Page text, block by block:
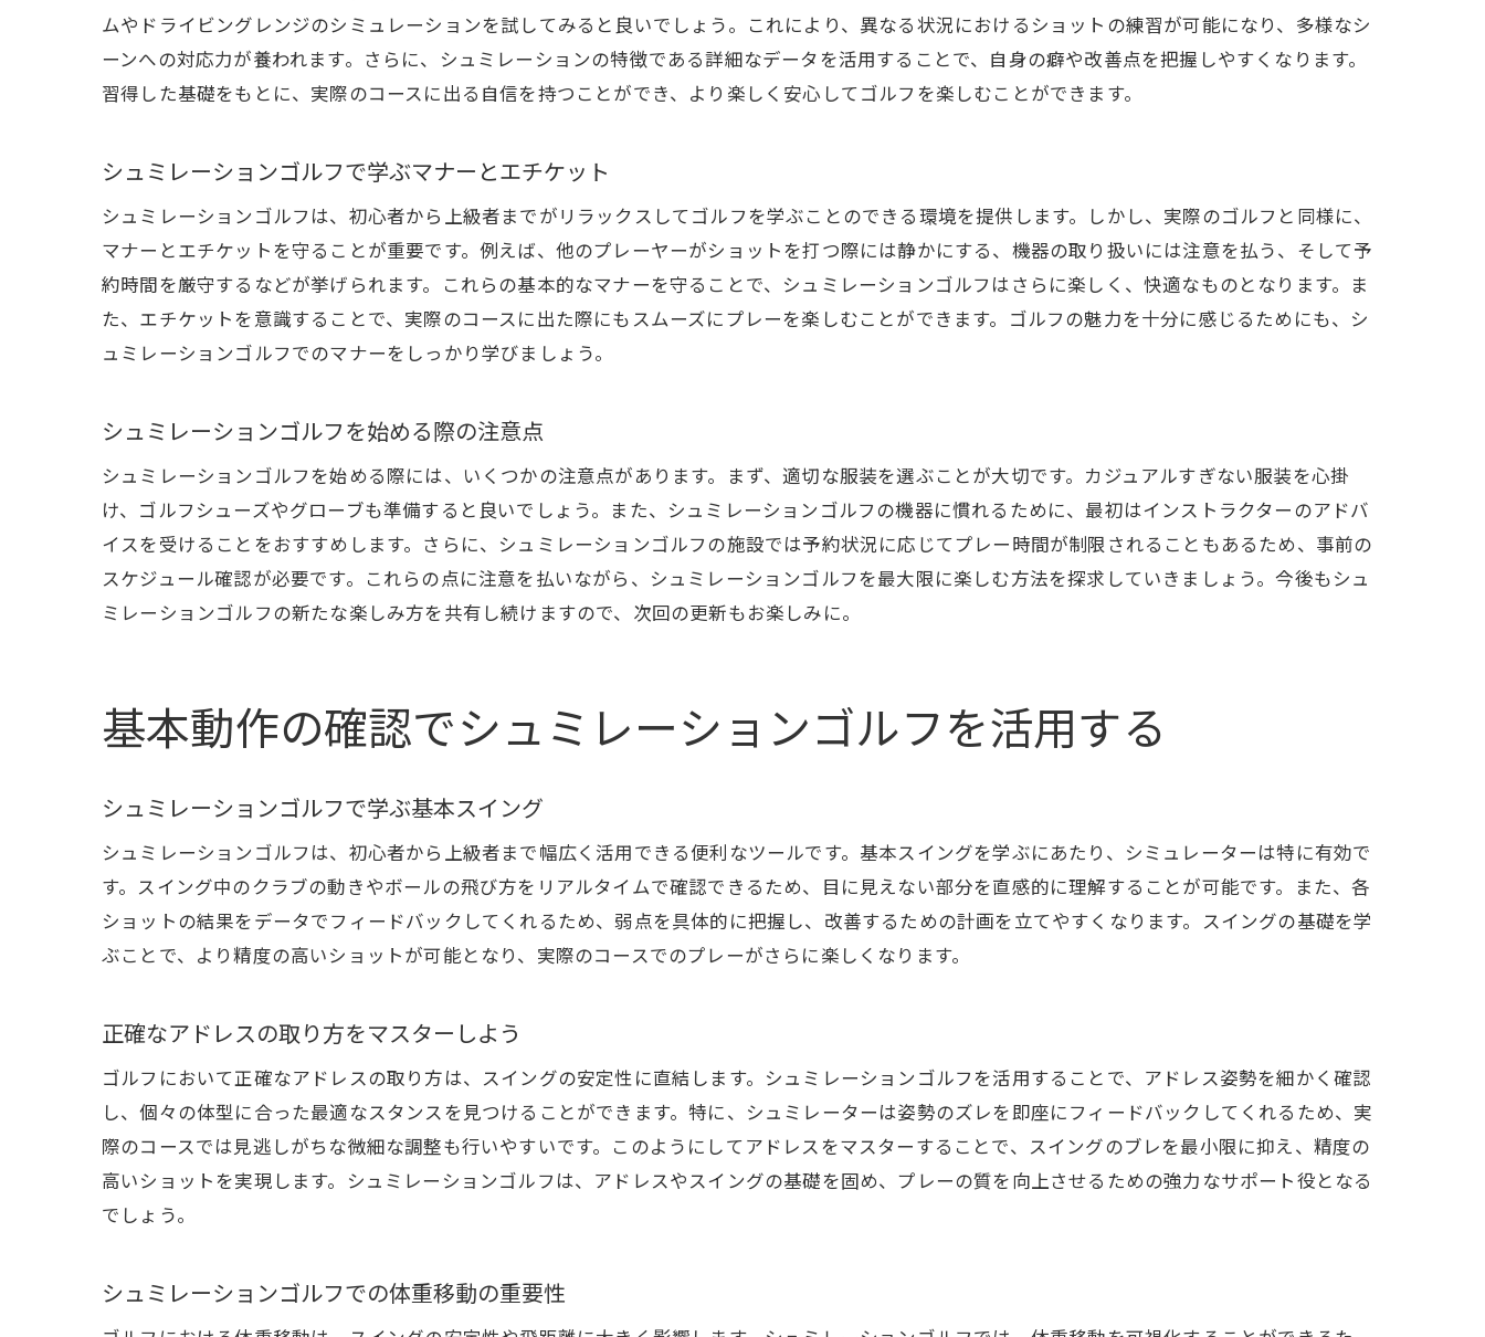
シミュレーションでのゲーム感覚を活かした練習法
ゴルフの戦略をシミュレーションで学ぶ
様々なコース条件を再現したシミュレーションの活用法
ゴルフの魅力を体感するためのシミュレーション活用ポイント
ヘッドスピードをシュミレーションゴルフでチェックする
ヘッドスピードの重要性とその測定方法
シュミレーションでのヘッドスピード向上法
データを活用したヘッドスピード改善のポイント
ヘッドスピードを上げるための効果的なトレーニング
シュミレーションを通じたヘッドスピード向上の実践例
親しみやすい環境でのシュミレーションゴルフのメリット
初心者にも優しいシュミレーションゴルフの環境
シュミレーションゴルフが提供するリラックス空間
シュミレーションゴルフで得られる精神的余裕
安心してプレーできるシュミレーションのメリット
着実な技術向上を目指すためのシュミレーション活用法
シュミレーションで技術を段階的に向上させる方法
計画的なシュミレーション練習で技術を磨く
シュミレーションゴルフを通じたスキルアップの実例
技術改善に必要なシュミレーションデータ活用法
ムやドライビングレンジのシミュレーションを試してみると良いでしょう。これにより、異なる状況におけるショットの練習が可能になり、多様なシ
ーンへの対応力が養われます。さらに、シュミレーションの特徴である詳細なデータを活用することで、自身の癖や改善点を把握しやすくなります。
習得した基礎をもとに、実際のコースに出る自信を持つことができ、より楽しく安心してゴルフを楽しむことができます。
シュミレーションゴルフで学ぶマナーとエチケット
シュミレーションゴルフは、初心者から上級者までがリラックスしてゴルフを学ぶことのできる環境を提供します。しかし、実際のゴルフと同様に、
マナーとエチケットを守ることが重要です。例えば、他のプレーヤーがショットを打つ際には静かにする、機器の取り扱いには注意を払う、そして予
約時間を厳守するなどが挙げられます。これらの基本的なマナーを守ることで、シュミレーションゴルフはさらに楽しく、快適なものとなります。ま
た、エチケットを意識することで、実際のコースに出た際にもスムーズにプレーを楽しむことができます。ゴルフの魅力を十分に感じるためにも、シ
ュミレーションゴルフでのマナーをしっかり学びましょう。
シュミレーションゴルフを始める際の注意点
シュミレーションゴルフを始める際には、いくつかの注意点があります。まず、適切な服装を選ぶことが大切です。カジュアルすぎない服装を心掛
け、ゴルフシューズやグローブも準備すると良いでしょう。また、シュミレーションゴルフの機器に慣れるために、最初はインストラクターのアドバ
イスを受けることをおすすめします。さらに、シュミレーションゴルフの施設では予約状況に応じてプレー時間が制限されることもあるため、事前の
スケジュール確認が必要です。これらの点に注意を払いながら、シュミレーションゴルフを最大限に楽しむ方法を探求していきましょう。今後もシュ
ミレーションゴルフの新たな楽しみ方を共有し続けますので、次回の更新もお楽しみに。
基本動作の確認でシュミレーションゴルフを活用する
シュミレーションゴルフで学ぶ基本スイング
シュミレーションゴルフは、初心者から上級者まで幅広く活用できる便利なツールです。基本スイングを学ぶにあたり、シミュレーターは特に有効で
す。スイング中のクラブの動きやボールの飛び方をリアルタイムで確認できるため、目に見えない部分を直感的に理解することが可能です。また、各
ショットの結果をデータでフィードバックしてくれるため、弱点を具体的に把握し、改善するための計画を立てやすくなります。スイングの基礎を学
ぶことで、より精度の高いショットが可能となり、実際のコースでのプレーがさらに楽しくなります。
正確なアドレスの取り方をマスターしよう
ゴルフにおいて正確なアドレスの取り方は、スイングの安定性に直結します。シュミレーションゴルフを活用することで、アドレス姿勢を細かく確認
し、個々の体型に合った最適なスタンスを見つけることができます。特に、シュミレーターは姿勢のズレを即座にフィードバックしてくれるため、実
際のコースでは見逃しがちな微細な調整も行いやすいです。このようにしてアドレスをマスターすることで、スイングのブレを最小限に抑え、精度の
高いショットを実現します。シュミレーションゴルフは、アドレスやスイングの基礎を固め、プレーの質を向上させるための強力なサポート役となる
でしょう。
シュミレーションゴルフでの体重移動の重要性